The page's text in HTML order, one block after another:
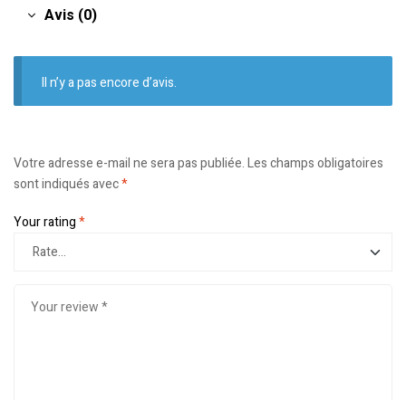
Avis (0)
Il n’y a pas encore d’avis.
Votre adresse e-mail ne sera pas publiée.Les champs obligatoires
sont indiqués avec*
Your rating*